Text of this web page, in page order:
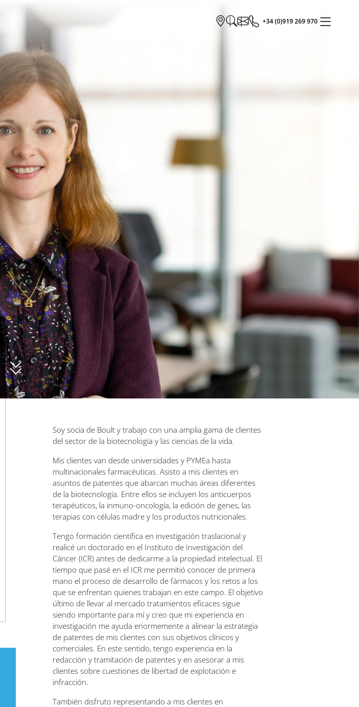
+34 (0)919 269 970
Soy socia de Boult y trabajo con una amplia gama de clientes
del sector de la biotecnología y las ciencias de la vida.
Mis clientes van desde universidades y PYMEa hasta
multinacionales farmacéuticas. Asisto a mis clientes en
asuntos de patentes que abarcan muchas áreas diferentes
de la biotecnología. Entre ellos se incluyen los anticuerpos
terapéuticos, la inmuno-oncología, la edición de genes, las
terapias con células madre y los productos nutricionales.
Tengo formación científica en investigación traslacional y
realicé un doctorado en el Instituto de Investigación del
Cáncer (ICR) antes de dedicarme a la propiedad intelectual. El
tiempo que pasé en el ICR me permitió conocer de primera
mano el proceso de desarrollo de fármacos y los retos a los
que se enfrentan quienes trabajan en este campo. El objetivo
último de llevar al mercado tratamientos eficaces sigue
siendo importante para mí y creo que mi experiencia en
investigación me ayuda enormemente a alinear la estrategia
de patentes de mis clientes con sus objetivos clínicos y
comerciales. En este sentido, tengo experiencia en la
redacción y tramitación de patentes y en asesorar a mis
clientes sobre cuestiones de libertad de explotación e
infracción.
También disfruto representando a mis clientes en